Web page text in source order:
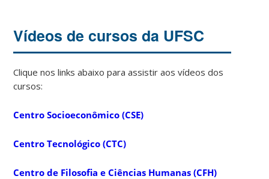
Vídeos de cursos da UFSC
Clique nos links abaixo para assistir aos vídeos dos
cursos:
Centro Socioeconômico (CSE)
Centro Tecnológico (CTC)
Centro de Filosofia e Ciências Humanas (CFH)